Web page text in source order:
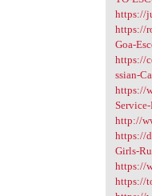
https://
https://
Goa-
https://
ssian-
https://
Service-
http://
https://
Girls-
https://
https://